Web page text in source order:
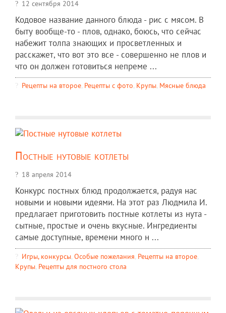
12 сентября 2014
Кодовое название данного блюда - рис с мясом. В
быту вообще-то - плов, однако, боюсь, что сейчас
набежит толпа знающих и просветленных и
расскажет, что вот это все - совершенно не плов и
что он должен готовиться непреме ...
Рецепты на второе, Рецепты c фото, Крупы, Мясные блюда
Постные нутовые котлеты
18 апреля 2014
Конкурс постных блюд продолжается, радуя нас
новыми и новыми идеями. На этот раз Людмила И.
предлагает приготовить постные котлеты из нута -
сытные, простые и очень вкусные. Ингредиенты
самые доступные, времени много н ...
Игры, конкурсы, Особые пожелания, Рецепты на второе,
Крупы, Рецепты для постного стола